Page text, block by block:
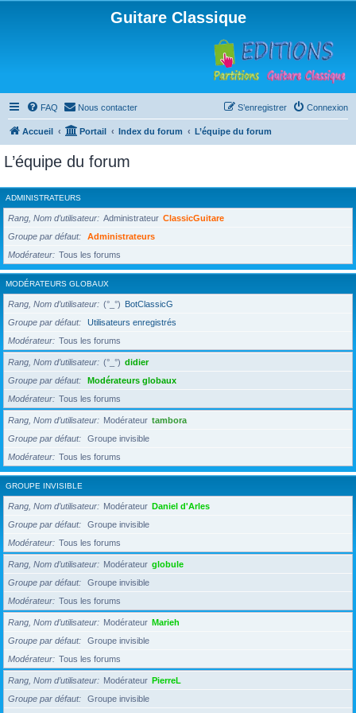
Guitare Classique
FAQ Nous contacter Connexion
S’enregistrer
Accueil Portail Index du forum L’équipe du forum
L’équipe du forum
ADMINISTRATEURS
Rang, Nom d’utilisateur Administrateur ClassicGuitare
Groupe par défaut
Administrateurs
Modérateur
Tous les forums
MODÉRATEURS GLOBAUX
Rang, Nom d’utilisateur (°_°) BotClassicG
Groupe par défaut
Utilisateurs enregistrés
Modérateur
Tous les forums
Rang, Nom d’utilisateur (°_°) didier
Groupe par défaut
Modérateurs globaux
Modérateur
Tous les forums
Rang, Nom d’utilisateur Modérateur tambora
Groupe par défaut
Groupe invisible
Modérateur
Tous les forums
GROUPE INVISIBLE
Rang, Nom d’utilisateur Modérateur Daniel d'Arles
Groupe par défaut
Groupe invisible
Modérateur
Tous les forums
Rang, Nom d’utilisateur Modérateur globule
Groupe par défaut
Groupe invisible
Modérateur
Tous les forums
Rang, Nom d’utilisateur Modérateur Marieh
Groupe par défaut
Groupe invisible
Modérateur
Tous les forums
Rang, Nom d’utilisateur Modérateur PierreL
Groupe par défaut
Groupe invisible